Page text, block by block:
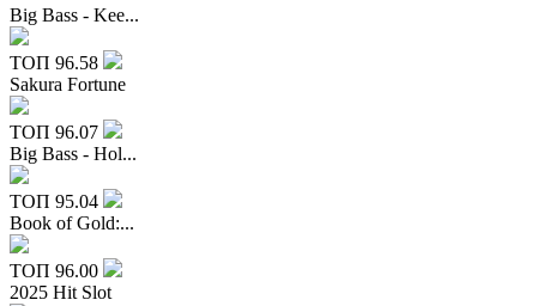
Big Bass - Kee...
ТОП 96.58
Sakura Fortune
ТОП 96.07
Big Bass - Hol...
ТОП 95.04
Book of Gold:...
ТОП 96.00
2025 Hit Slot